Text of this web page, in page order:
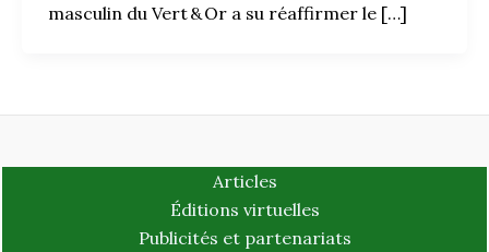
masculin du Vert & Or a su réaffirmer le […]
Articles
Éditions virtuelles
Publicités et partenariats